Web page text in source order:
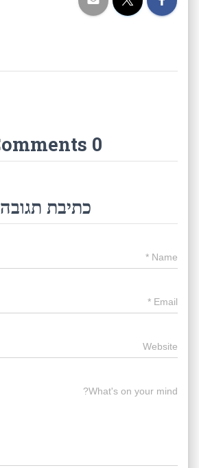
0 Comments
כתיבת תגובה
Name
*
Email
*
Website
What's on your mind?